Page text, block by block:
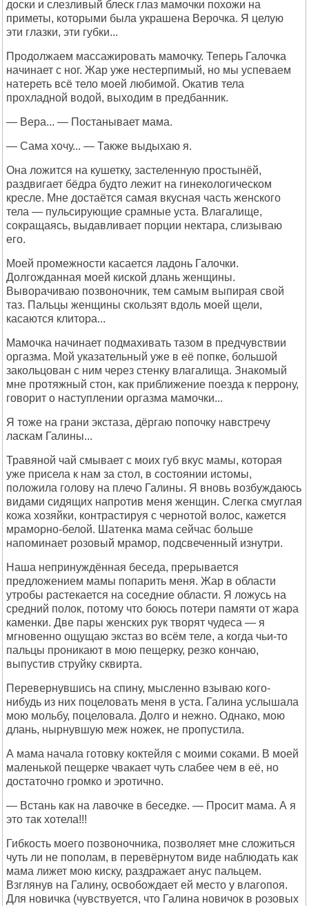
доски и слезливый блеск глаз мамочки похожи на
приметы, которыми была украшена Верочка. Я целую
эти глазки, эти губки...
Продолжаем массажировать мамочку. Теперь Галочка
начинает с ног. Жар уже нестерпимый, но мы успеваем
натереть всё тело моей любимой. Окатив тела
прохладной водой, выходим в предбанник.
— Вера... — Постанывает мама.
— Сама хочу... — Также выдыхаю я.
Она ложится на кушетку, застеленную простынёй,
раздвигает бёдра будто лежит на гинекологическом
кресле. Мне достаётся самая вкусная часть женского
тела — пульсирующие срамные уста. Влагалище,
сокращаясь, выдавливает порции нектара, слизываю
его.
Моей промежности касается ладонь Галочки.
Долгожданная моей киской длань женщины.
Выворачиваю позвоночник, тем самым выпирая свой
таз. Пальцы женщины скользят вдоль моей щели,
касаются клитора...
Мамочка начинает подмахивать тазом в предчувствии
оргазма. Мой указательный уже в её попке, большой
закольцован с ним через стенку влагалища. Знакомый
мне протяжный стон, как приближение поезда к перрону,
говорит о наступлении оргазма мамочки...
Я тоже на грани экстаза, дёргаю попочку навстречу
ласкам Галины...
Травяной чай смывает с моих губ вкус мамы, которая
уже присела к нам за стол, в состоянии истомы,
положила голову на плечо Галины. Я вновь возбуждаюсь
видами сидящих напротив меня женщин. Слегка смуглая
кожа хозяйки, контрастируя с чернотой волос, кажется
мраморно-белой. Шатенка мама сейчас больше
напоминает розовый мрамор, подсвеченный изнутри.
Наша непринуждённая беседа, прерывается
предложением мамы попарить меня. Жар в области
утробы растекается на соседние области. Я ложусь на
средний полок, потому что боюсь потери памяти от жара
каменки. Две пары женских рук творят чудеса — я
мгновенно ощущаю экстаз во всём теле, а когда чьи-то
пальцы проникают в мою пещерку, резко кончаю,
выпустив струйку сквирта.
Перевернувшись на спину, мысленно взываю кого-
нибудь из них поцеловать меня в уста. Галина услышала
мою мольбу, поцеловала. Долго и нежно. Однако, мою
длань, нырнувшую меж ножек, не пропустила.
А мама начала готовку коктейля с моими соками. В моей
маленькой пещерке чвакает чуть слабее чем в её, но
достаточно громко и эротично.
— Встань как на лавочке в беседке. — Просит мама. А я
это так хотела!!!
Гибкость моего позвоночника, позволяет мне сложиться
чуть ли не пополам, в перевёрнутом виде наблюдать как
мама лижет мою киску, раздражает анус пальцем.
Взглянув на Галину, освобождает ей место у влагопоя.
Для новичка (чувствуется, что Галина новичок в розовых